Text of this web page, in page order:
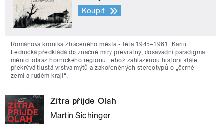
Koupit
Románová kronika ztraceného města - léta 1945–1961. Karin
Lednická předkládá do značné míry převratný, dosavadní paradigma
měnící obraz hornického regionu, jehož zahlazenou historii stále
překrývá tlustá vrstva mýtů a zakořeněných stereotypů o „černé
zemi a rudém kraji“.
Zítra přijde Olah
Martin Sichinger